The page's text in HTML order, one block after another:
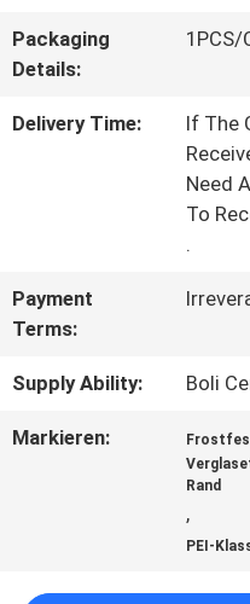
UNS
BITTE UM
SITEMAP
Packaging
Details:
1PCS/
Delivery Time:
If The
Need
To
.
Payment
Terms:
Supply Ability: Boli
Markieren:
Rand
,
PEI-